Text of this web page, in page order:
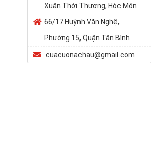
Xuân Thới Thượng, Hóc Môn
66/17 Huỳnh Văn Nghệ,
Phường 15, Quận Tân Bình
cuacuonachau@gmail.com